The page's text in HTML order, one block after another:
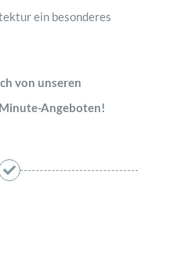
ein besonderes
von unseren
Angeboten!